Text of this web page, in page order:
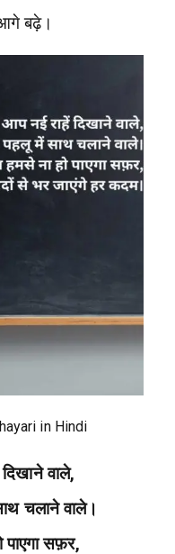
बढ़े।
in Hindi
वाले,
चलाने वाले।
सफ़र,